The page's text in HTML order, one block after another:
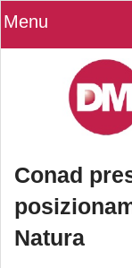
Menu
Conad
Natura